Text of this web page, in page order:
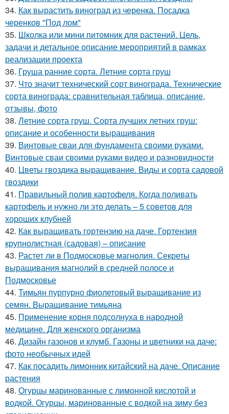
34. Как вырастить виноград из черенка. Посадка
черенков "Под лом"
35. Школка или мини питомник для растений. Цель,
задачи и детальное описание мероприятий в рамках
реализации проекта
36. Груша ранние сорта. Летние сорта груш
37. Что значит технический сорт винограда. Технические
сорта винограда: сравнительная таблица, описание,
отзывы, фото
38. Летние сорта груш. Сорта лучших летних груш:
описание и особенности выращивания
39. Винтовые сваи для фундамента своими руками.
Винтовые сваи своими руками видео и разновидности
40. Цветы гвоздика выращивание. Виды и сорта садовой
гвоздики
41. Правильный полив картофеля. Когда поливать
картофель и нужно ли это делать – 5 советов для
хороших клубней
42. Как выращивать гортензию на даче. Гортензия
крупнолистная (садовая) – описание
43. Растет ли в Подмосковье магнолия. Секреты
выращивания магнолий в средней полосе и
Подмосковье
44. Тимьян пурпурно фиолетовый выращивание из
семян. Выращивание тимьяна
45. Применение корня подсолнуха в народной
медицине. Для женского организма
46. Дизайн газонов и клумб. Газоны и цветники на даче:
фото необычных идей
47. Как посадить лимонник китайский на даче. Описание
растения
48. Огурцы маринованные с лимонной кислотой и
водкой. Огурцы, маринованные с водкой на зиму без